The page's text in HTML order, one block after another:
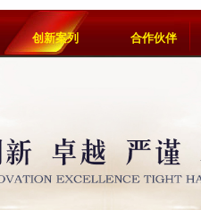
创新案列 合作伙伴